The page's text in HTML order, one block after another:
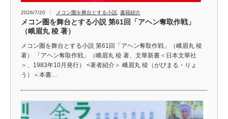
2026/7/20 メコン圏を舞台とする小説 書籍紹介
メコン圏を舞台とする小説 第61回「アヘン奪取作戦」
（峨眉丸 稜 著）
メコン圏を舞台とする小説 第61回「アヘン奪取作戦」（峨眉丸 稜
著） 「アヘン奪取作戦」（峨眉丸 稜 著、文華新書＜日本文華社
＞、1983年10月発行） <著者紹介＞ 峨眉丸 稜（がびまる・りょ
う）＜本書…